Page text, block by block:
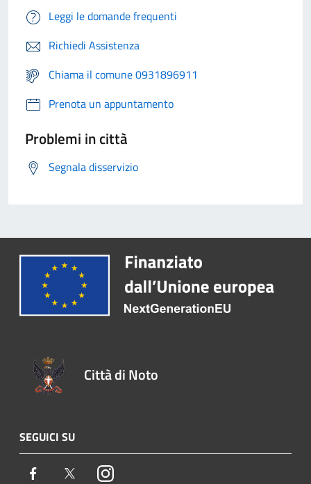
Leggi le domande frequenti
Richiedi Assistenza
Chiama il comune 0931896911
Prenota un appuntamento
Problemi in città
Segnala disservizio
Città di Noto
SEGUICI SU
Facebook TwitterInstagram